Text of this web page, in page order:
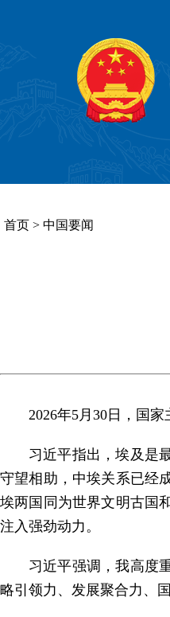
首页 > 中国要闻
2026年5月30日，国
习近平指出，埃及是
守望相助，中埃关系已经
埃两国同为世界文明古国
注入强劲动力。
习近平强调，我高度
略引领力、发展聚合力、